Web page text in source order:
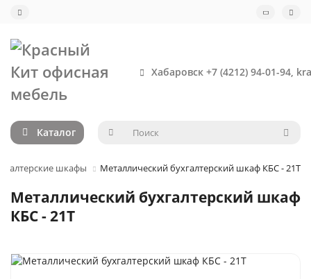
Хабаровск +7 (4212) 94-01-94,
Каталог
шкафы Металлический бухгалтерский шкаф КБС - 21Т
Металлический бухгалтерский шкаф
КБС - 21Т